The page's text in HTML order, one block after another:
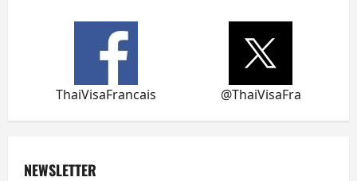
ThaiVisaFrancais @ThaiVisaFra
NEWSLETTER